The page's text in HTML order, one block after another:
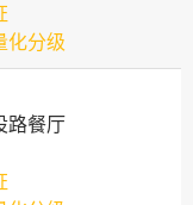
化分级
路餐厅